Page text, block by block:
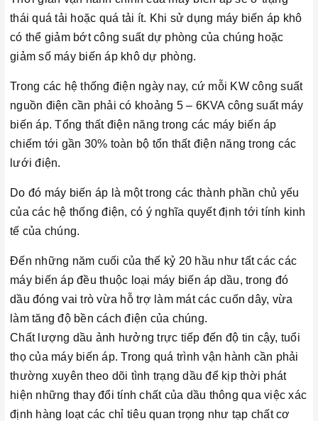
thái quá tải hoặc quá tải ít. Khi sử dụng máy biến áp khô
có thể giảm bớt công suất dự phòng của chúng hoặc
giảm số máy biến áp khô dự phòng.
Trong các hệ thống điện ngày nay, cứ mỗi KW công suất
nguồn điện cần phải có khoảng 5 – 6KVA công suất máy
biến áp. Tổng thất điện năng trong các máy biến áp
chiếm tới gần 30% toàn bộ tổn thất điện năng trong các
lưới điện.
Do đó máy biến áp là một trong các thành phần chủ yếu
của các hệ thống điện, có ý nghĩa quyết định tới tính kinh
tế của chúng.
Đến những năm cuối của thế kỷ 20 hầu như tất các các
máy biến áp đều thuộc loại máy biến áp dầu, trong đó
dầu đóng vai trò vừa hỗ trợ làm mát các cuốn dây, vừa
làm tăng độ bền cách điện của chúng.
Chất lượng dầu ảnh hưởng trực tiếp đến độ tin cậy, tuổi
thọ của máy biến áp. Trong quá trình vận hành cần phải
thường xuyên theo dõi tình trạng dầu để kịp thời phát
hiện những thay đổi tính chất của dầu thông qua việc xác
định hàng loạt các chỉ tiêu quan trọng như tạp chất cơ